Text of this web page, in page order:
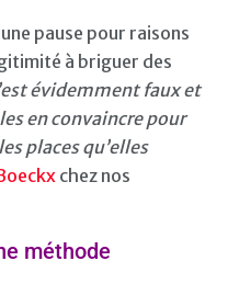
pause pour raisons
à briguer des
évidemment faux et
en convaincre pour
places qu’elles
chez nos
méthode